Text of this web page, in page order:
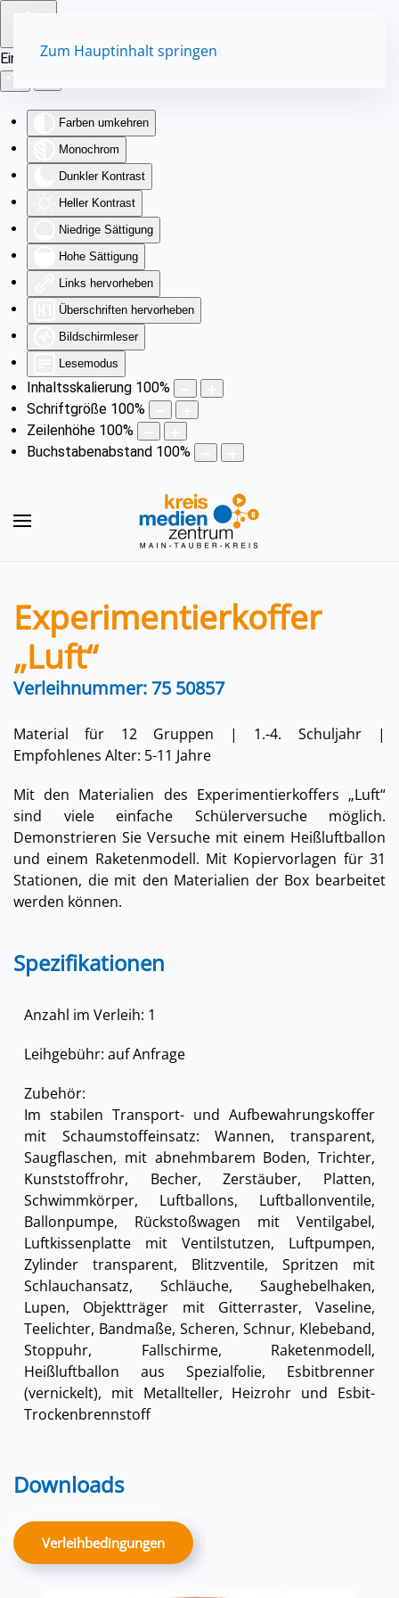
Eingabehilfen öffnen
Farben umkehren
Monochrom
Dunkler Kontrast
Heller Kontrast
Niedrige Sättigung
Hohe Sättigung
Links hervorheben
Überschriften hervorheben
Bildschirmleser
Lesemodus
Inhaltsskalierung 100%
Schriftgröße 100%
Zeilenhöhe 100%
Buchstabenabstand 100%
Zum Hauptinhalt springen
Experimentierkoffer
„Luft“
Verleihnummer: 75 50857
Material für 12 Gruppen | 1.-4. Schuljahr |
Empfohlenes Alter: 5-11 Jahre
Mit den Materialien des Experimentierkoffers „Luft“
sind viele einfache Schülerversuche möglich.
Demonstrieren Sie Versuche mit einem Heißluftballon
und einem Raketenmodell. Mit Kopiervorlagen für 31
Stationen, die mit den Materialien der Box bearbeitet
werden können.
Spezifikationen
Anzahl im Verleih: 1
Leihgebühr: auf Anfrage
Zubehör:
Im stabilen Transport- und Aufbewahrungskoffer
mit Schaumstoffeinsatz: Wannen, transparent,
Saugflaschen, mit abnehmbarem Boden, Trichter,
Kunststoffrohr, Becher, Zerstäuber, Platten,
Schwimmkörper, Luftballons, Luftballonventile,
Ballonpumpe, Rückstoßwagen mit Ventilgabel,
Luftkissenplatte mit Ventilstutzen, Luftpumpen,
Zylinder transparent, Blitzventile, Spritzen mit
Schlauchansatz, Schläuche, Saughebelhaken,
Lupen, Objektträger mit Gitterraster, Vaseline,
Teelichter, Bandmaße, Scheren, Schnur, Klebeband,
Stoppuhr, Fallschirme, Raketenmodell,
Heißluftballon aus Spezialfolie, Esbitbrenner
(vernickelt), mit Metallteller, Heizrohr und Esbit-
Trockenbrennstoff
Downloads
Verleihbedingungen